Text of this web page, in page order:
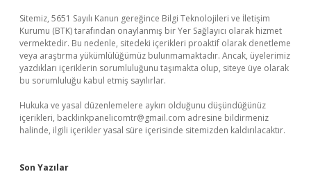
Sitemiz, 5651 Sayılı Kanun gereğince Bilgi Teknolojileri ve İletişim
Kurumu (BTK) tarafından onaylanmış bir Yer Sağlayıcı olarak hizmet
vermektedir. Bu nedenle, sitedeki içerikleri proaktif olarak denetleme
veya araştırma yükümlülüğümüz bulunmamaktadır. Ancak, üyelerimiz
yazdıkları içeriklerin sorumluluğunu taşımakta olup, siteye üye olarak
bu sorumluluğu kabul etmiş sayılırlar.
Hukuka ve yasal düzenlemelere aykırı olduğunu düşündüğünüz
içerikleri, backlinkpanelicomtr@gmail.com adresine bildirmeniz
halinde, ilgili içerikler yasal süre içerisinde sitemizden kaldırılacaktır.
Son Yazılar